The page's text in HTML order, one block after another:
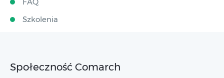
Szkolenia
Społeczność Comarch